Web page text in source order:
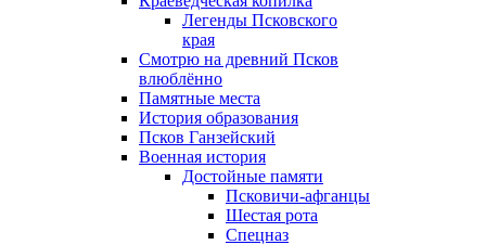
Легенды Псковского
края
Смотрю на древний Псков
влюблённо
Памятные места
История образования
Псков Ганзейский
Военная история
Достойные памяти
Псковичи-афганцы
Шестая рота
Спецназ